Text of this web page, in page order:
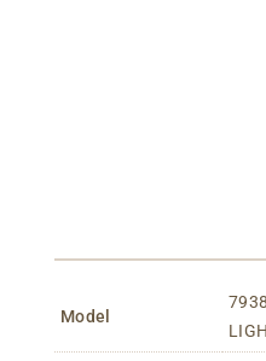
Model